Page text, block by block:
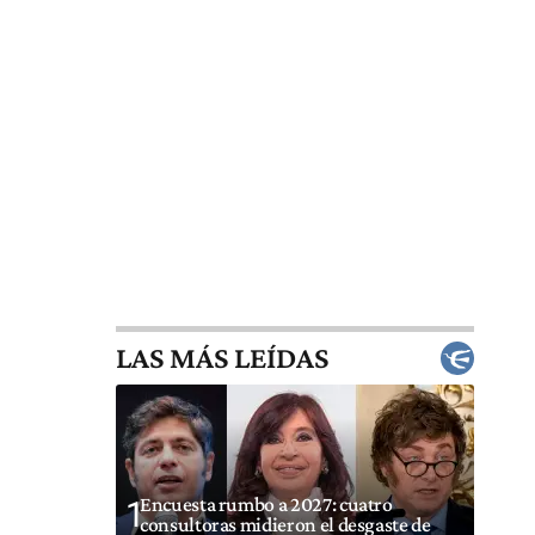
LAS MÁS LEÍDAS
1Encuesta rumbo a 2027: cuatro
consultoras midieron el desgaste de